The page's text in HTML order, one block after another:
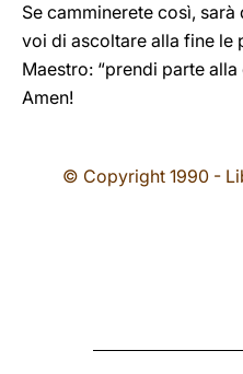
Se camminerete così,
voi di ascoltare alla fine le
Maestro: “prendi parte
Amen!
© Copyright 1990 -